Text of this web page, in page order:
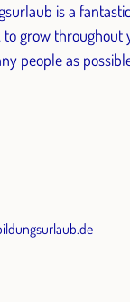
is a
grow throughout
people as